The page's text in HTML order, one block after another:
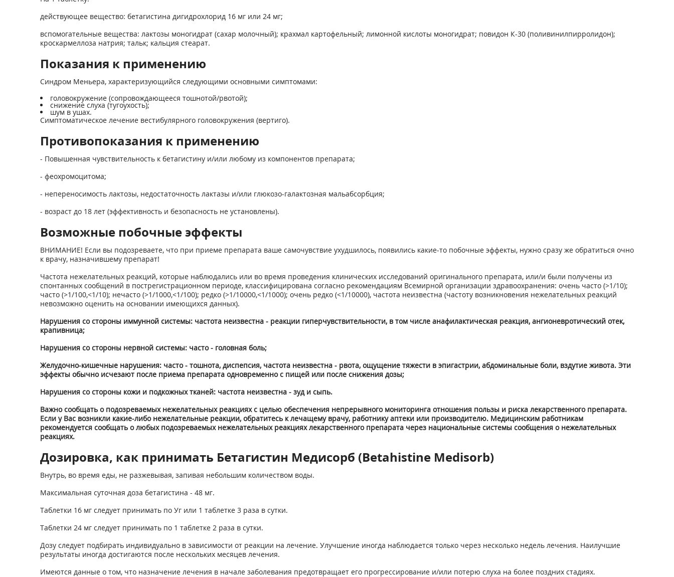
действующее вещество: бетагистина дигидрохлорид 16 мг или 24 мг;
вспомогательные вещества: лактозы моногидрат (сахар молочный); крахмал картофельный; лимонной кислоты моногидрат; повидон К-30 (поливинилпирролидон);
кроскармеллоза натрия; тальк; кальция стеарат.
Показания к применению
Синдром Меньера, характеризующийся следующими основными симптомами:
головокружение (сопровождающееся тошнотой/рвотой);
снижение слуха (тугоухость);
шум в ушах.
Симптоматическое лечение вестибулярного головокружения (вертиго).
Противопоказания к применению
- Повышенная чувствительность к бетагистину и/или любому из компонентов препарата;
- феохромоцитома;
- непереносимость лактозы, недостаточность лактазы и/или глюкозо-галактозная мальабсорбция;
- возраст до 18 лет (эффективность и безопасность не установлены).
Возможные побочные эффекты
ВНИМАНИЕ! Если вы подозреваете, что при приеме препарата ваше самочувствие ухудшилось, появились какие-то побочные эффекты, нужно сразу же обратиться очно
к врачу, назначившему препарат!
Частота нежелательных реакций, которые наблюдались или во время проведения клинических исследований оригинального препарата, или/и были получены из
спонтанных сообщений в пострегистрационном периоде, классифицирована согласно рекомендациям Всемирной организации здравоохранения: очень часто (>1/10);
часто (>1/100,<1/10); нечасто (>1/1000,<1/100); редко (>1/10000,<1/1000); очень редко (<1/10000), частота неизвестна (частоту возникновения нежелательных реакций
невозможно оценить на основании имеющихся данных).
Нарушения со стороны иммунной системы: частота неизвестна - реакции гиперчувствительности, в том числе анафилактическая реакция, ангионевротический отек,
крапивница;
Нарушения со стороны нервной системы: часто - головная боль;
Желудочно-кишечные нарушения: часто - тошнота, диспепсия, частота неизвестна - рвота, ощущение тяжести в эпигастрии, абдоминальные боли, вздутие живота. Эти
эффекты обычно исчезают после приема препарата одновременно с пищей или после снижения дозы;
Нарушения со стороны кожи и подкожных тканей: частота неизвестна - зуд и сыпь.
Важно сообщать о подозреваемых нежелательных реакциях с целью обеспечения непрерывного мониторинга отношения пользы и риска лекарственного препарата.
Если у Вас возникли какие-либо нежелательные реакции, обратитесь к лечащему врачу, работнику аптеки или производителю. Медицинским работникам
рекомендуется сообщать о любых подозреваемых нежелательных реакциях лекарственного препарата через национальные системы сообщения о нежелательных
реакциях.
Дозировка, как принимать Бетагистин Медисорб (Betahistine Medisorb)
Внутрь, во время еды, не разжевывая, запивая небольшим количеством воды.
Максимальная суточная доза бетагистина - 48 мг.
Таблетки 16 мг следует принимать по Уг или 1 таблетке 3 раза в сутки.
Таблетки 24 мг следует принимать по 1 таблетке 2 раза в сутки.
Дозу следует подбирать индивидуально в зависимости от реакции на лечение. Улучшение иногда наблюдается только через несколько недель лечения. Наилучшие
результаты иногда достигаются после нескольких месяцев лечения.
Имеются данные о том, что назначение лечения в начале заболевания предотвращает его прогрессирование и/или потерю слуха на более поздних стадиях.